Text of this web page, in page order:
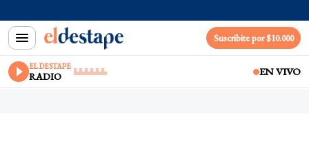
Suscribite por $10.000
EL DESTAPE
RADIO EN VIVO